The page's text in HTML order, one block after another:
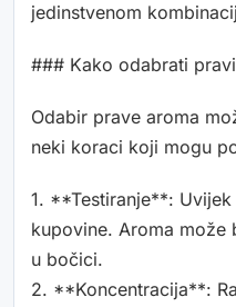
jedinstvenom
### Kako odabrati
Odabir prave aroma
neki koraci koji mogu
1. **Testiranje**:
kupovine. Aroma može
u bočici.
2. **Koncentracija**: